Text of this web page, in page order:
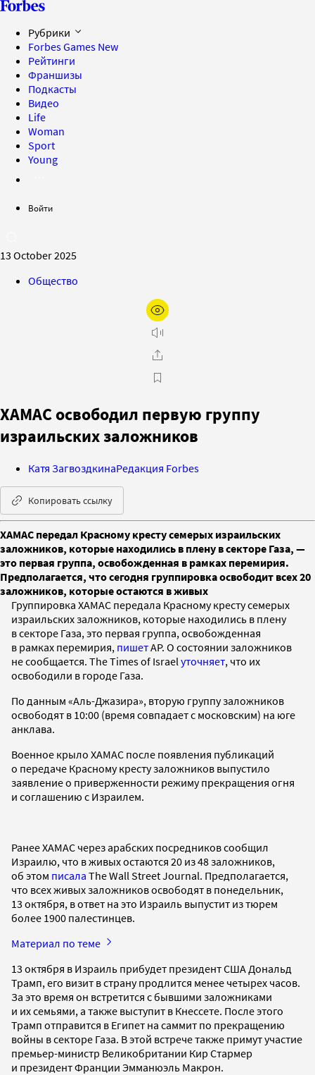
Рубрики
Forbes Games New
Рейтинги
Франшизы
Подкасты
Видео
Life
Woman
Sport
Young
Войти
13 October 2025
Общество
ХАМАС освободил первую группу
израильских заложников
Катя ЗагвоздкинаРедакция Forbes
Копировать ссылку
ХАМАС передал Красному кресту семерых израильских
заложников, которые находились в плену в секторе Газа, —
это первая группа, освобожденная в рамках перемирия.
Предполагается, что сегодня группировка освободит всех 20
заложников, которые остаются в живых
Группировка ХАМАС передала Красному кресту семерых
израильских заложников, которые находились в плену
в секторе Газа, это первая группа, освобожденная
в рамках перемирия, пишетAP. О состоянии заложников
не сообщается. The Times of Israel уточняет, что их
освободили в городе Газа.
По данным «Аль-Джазира», вторую группу заложников
освободят в 10:00 (время совпадает с московским) на юге
анклава.
Военное крыло ХАМАС после появления публикаций
о передаче Красному кресту заложников выпустило
заявление о приверженности режиму прекращения огня
и соглашению с Израилем.
Ранее ХАМАС через арабских посредников сообщил
Израилю, что в живых остаются 20 из 48 заложников,
об этом писала The Wall Street Journal. Предполагается,
что всех живых заложников освободят в понедельник,
13 октября, в ответ на это Израиль выпустит из тюрем
более 1900 палестинцев.
Материал по теме
13 октября в Израиль прибудет президент США Дональд
Трамп, его визит в страну продлится менее четырех часов.
За это время он встретится с бывшими заложниками
и их семьями, а также выступит в Кнессете. После этого
Трамп отправится в Египет на саммит по прекращению
войны в секторе Газа. В этой встрече также примут участие
премьер-министр Великобритании Кир Стармер
и президент Франции Эмманюэль Макрон.